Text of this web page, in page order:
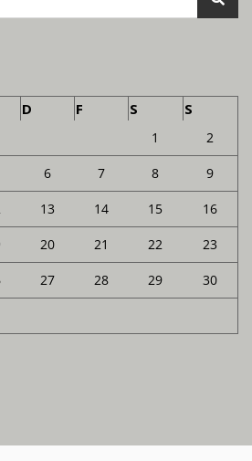
D F S S
1 2
6 7 8 9
13 14 15 16
20 21 22 23
27 28 29 30